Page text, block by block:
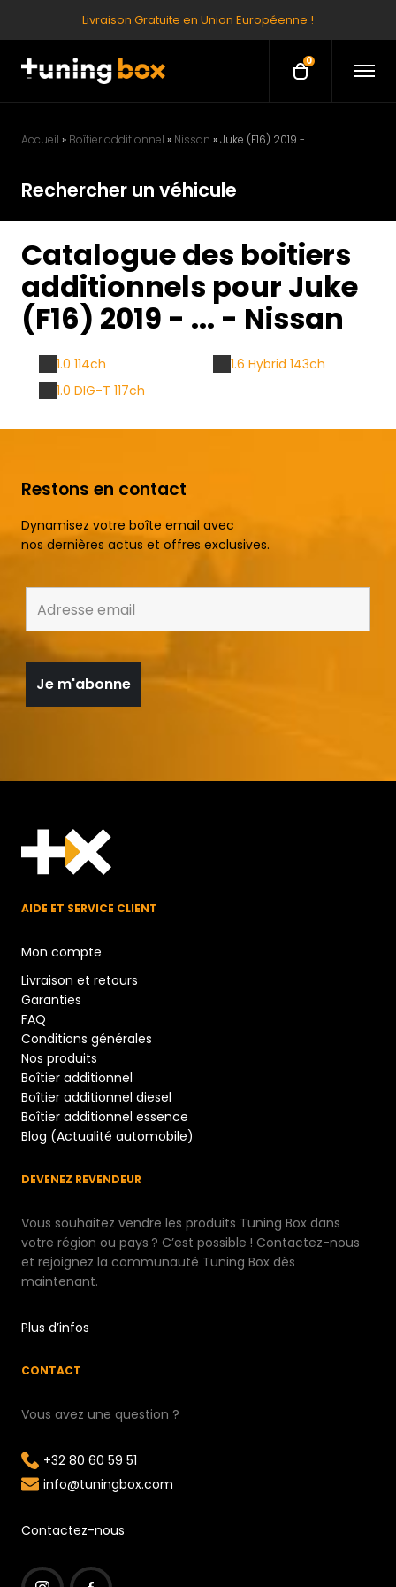
Livraison Gratuite en Union Européenne !
O
e
n
t
0
O
e
Accueil » Boîtier additionnel » Nissan »Juke (F16) 2019 - ...
Rechercher un véhicule
Catalogue des boitiers
additionnels pour Juke
(F16) 2019 - ... - Nissan
1.0 114ch
1.0 DIG-T 117ch
1.6 Hybrid 143ch
Restons en contact
Dynamisez votre boîte email avec
nos dernières actus et offres exclusives.
AIDE ET SERVICE CLIENT
Mon compte
Livraison et retours
Garanties
FAQ
Conditions générales
Nos produits
Boîtier additionnel
Boîtier additionnel diesel
Boîtier additionnel essence
Blog (Actualité automobile)
DEVENEZ REVENDEUR
Vous souhaitez vendre les produits Tuning Box dans
votre région ou pays ? C’est possible ! Contactez-nous
et rejoignez la communauté Tuning Box dès
maintenant.
Plus d’infos
CONTACT
Vous avez une question ?
+32 80 60 59 51
info@tuningbox.com
Contactez-nous